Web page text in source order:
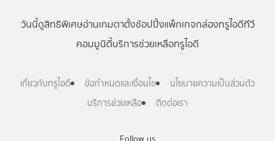
วันนี้ดูสิทธิพิเศษอ่านเกมตาตั้งช้อปปิ้งแพ็กเกจกล่องทรูไอดีทีวี
คอมมูนิตี้บริการช่วยเหลือทรูไอดี
เกี่ยวกับทรูไอดี ข้อกำหนดและเงื่อนไข
นโยบายความเป็นส่วนตัว
บริการช่วยเหลือ
ติดต่อเรา